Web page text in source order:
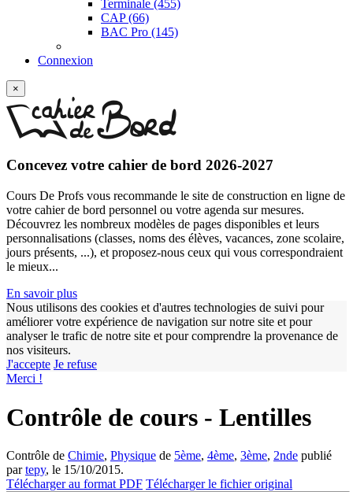
Terminale (455)
CAP(66)
BAC Pro (145)
Connexion
×
Concevez votre cahier de bord 2026-2027
Cours De Profs vous recommande le site de construction en ligne de
votre cahier de bord personnel ou votre agenda sur mesures.
Découvrez les nombreux modèles de pages disponibles et leurs
personnalisations (classes, noms des élèves, vacances, zone scolaire,
jours présents, ...), et proposez-nous ceux qui vous correspondraient
le mieux...
En savoir plus
Nous utilisons des cookies et d'autres technologies de suivi pour
améliorer votre expérience de navigation sur notre site et pour
analyser le trafic de notre site et pour comprendre la provenance de
nos visiteurs.
J'accepte Je refuse
Merci !
Contrôle de cours - Lentilles
Contrôle de Chimie, Physique de 5ème, 4ème, 3ème, 2nde publié
partepy, le 15/10/2015.
Télécharger au format PDF Télécharger le fichier original